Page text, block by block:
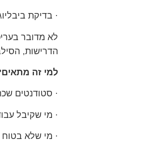
· בדיקת
לא מדובר
הדרישות,
למי זה
· סטודנטים
· מי שקיבל
· מי שלא